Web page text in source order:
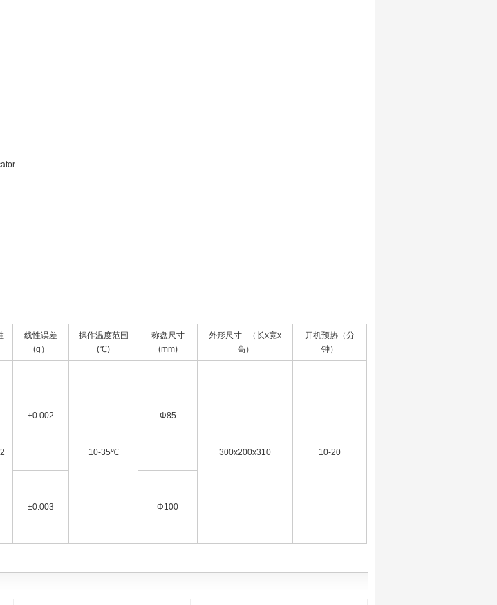
线性误差
(g）
操作温度范围
(℃)
称盘尺寸
(mm)
外形尺寸 （长x宽x
高）
开机预热（分
钟）
±0.002
10-35℃
Φ85
300x200x310 10-20
±0.003
Φ100